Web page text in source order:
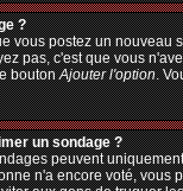
?
vous postez un
pas, c'est que vous
boutonAjouter l'option.
un sondage ?
peuvent
n'a encore voté,